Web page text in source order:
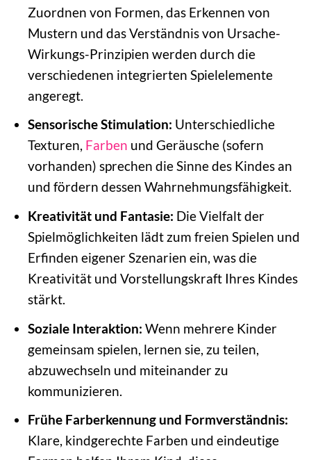
Zuordnen von Formen, das Erkennen von
Mustern und das Verständnis von Ursache-
Wirkungs-Prinzipien werden durch die
verschiedenen integrierten Spielelemente
angeregt.
Sensorische Stimulation: Unterschiedliche
Texturen, Farben und Geräusche (sofern
vorhanden) sprechen die Sinne des Kindes an
und fördern dessen Wahrnehmungsfähigkeit.
Kreativität und Fantasie: Die Vielfalt der
Spielmöglichkeiten lädt zum freien Spielen und
Erfinden eigener Szenarien ein, was die
Kreativität und Vorstellungskraft Ihres Kindes
stärkt.
Soziale Interaktion: Wenn mehrere Kinder
gemeinsam spielen, lernen sie, zu teilen,
abzuwechseln und miteinander zu
kommunizieren.
Frühe Farberkennung und Formverständnis:
Klare, kindgerechte Farben und eindeutige